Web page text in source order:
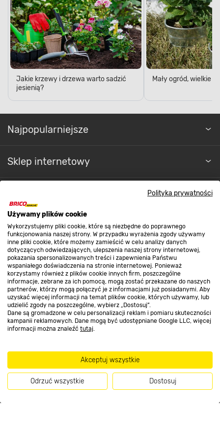
Polityka prywatności
Używamy plików cookie
Wykorzystujemy pliki cookie, które są niezbędne do poprawnego
funkcjonowania naszej strony. W przypadku wyrażenia zgody używamy
inne pliki cookie, które możemy zamieścić w celu analizy danych
dotyczących odwiedzających, ulepszenia naszej strony internetowej,
pokazania spersonalizowanych treści i zapewnienia Państwu
wspaniałego doświadczenia na stronie internetowej. Ponieważ
korzystamy również z plików cookie innych firm, poszczególne
informacje, zebrane za ich pomocą, mogą zostać przekazane do naszych
partnerów, którzy mogą połączyć je z informacjami już posiadanymi. Aby
uzyskać więcej informacji na temat plików cookie, których używamy, lub
udzielić zgody na poszczególne, wybierz „Dostosuj”.
Dane są gromadzone w celu personalizacji reklam i pomiaru skuteczności
kampanii reklamowych. Dane mogą być udostępniane Google LLC, więcej
informacji można znaleźć tutaj.
Akceptuj wszystkie
Odrzuć wszystkie Dostosuj
Jakie krzewy i drzewa warto sadzić
jesienią?
Mały ogród, wielkie
Najpopularniejsze
Sklep internetowy
Promocje
Nasze sklepy
O nas
Kontakt do sklepu
Strefa biznesu
Dołącz do nas